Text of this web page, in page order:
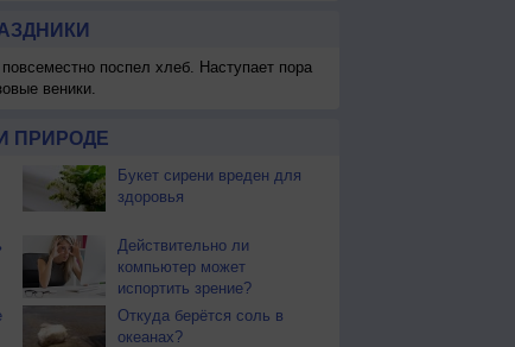
поспел хлеб. Наступает пора
веники.
ПРИРОДЕ
Букет сирени вреден для
здоровья
Действительно ли
компьютер может
испортить зрение?
Откуда берётся соль в
океанах?